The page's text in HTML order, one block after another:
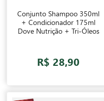
Conjunto Shampoo 350ml
+ Condicionador 175ml
Dove Nutrição + Tri-Óleos
R$ 28,90